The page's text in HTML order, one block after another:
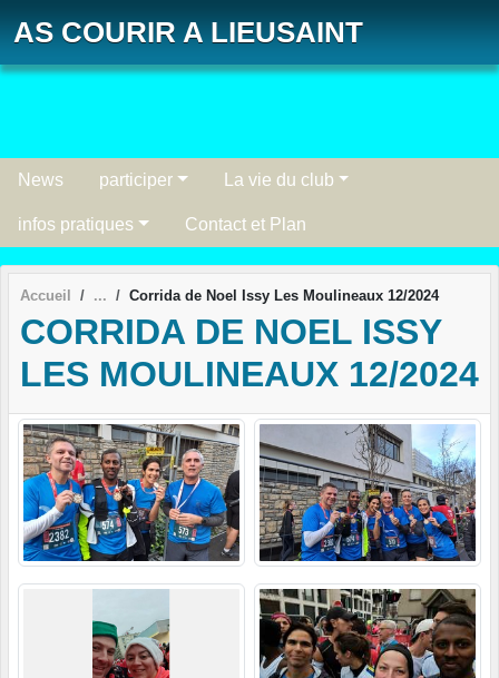
AS COURIR A LIEUSAINT
News participer La vie du club
infos pratiques Contact et Plan
Accueil Corrida de Noel Issy Les Moulineaux 12/2024
CORRIDA DE NOEL ISSY
LES MOULINEAUX 12/2024